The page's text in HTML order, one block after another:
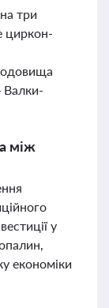
три
циркон-
між
у
економіки